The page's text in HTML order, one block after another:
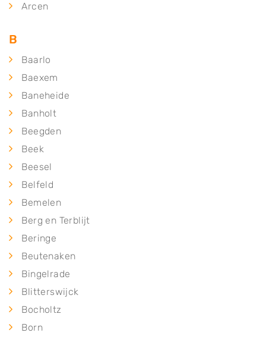
Arcen
B
Baarlo
Baexem
Baneheide
Banholt
Beegden
Beek
Beesel
Belfeld
Bemelen
Berg en Terblijt
Beringe
Beutenaken
Bingelrade
Blitterswijck
Bocholtz
Born